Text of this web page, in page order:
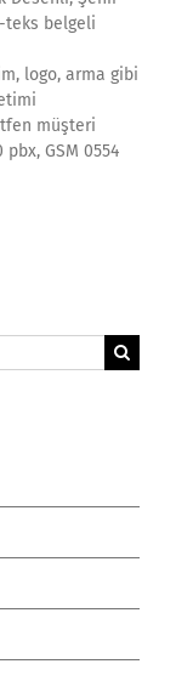
teks belgeli
logo, arma gibi
müşteri
GSM 0554